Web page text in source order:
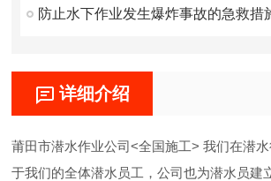
防止水下作业发生爆炸事故的急救措
详细介绍
莆田市潜水作业公司<全国施工> 我们在潜
于我们的全体潜水员工，公司也为潜水员建